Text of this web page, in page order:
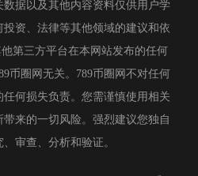
据以及其他内容资料仅供用户学
资、法律等其他领域的建议和依
第三方平台在本网站发布的任何
币圈网无关。789币圈网不对任何
何损失负责。您需谨慎使用相关
来的一切风险。强烈建议您独自
审查、分析和验证。